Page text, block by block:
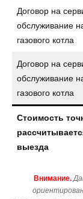
Договор на
обслуживание
газового котла
Договор на
обслуживание
газового котла
Стоимость
выезда
Внимание.